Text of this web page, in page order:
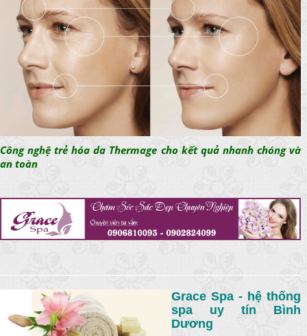
Công nghệ trẻ hóa da Thermage cho kết quả nhanh chóng và
an toàn
Grace Spa - hệ thống
spa uy tín Bình
Dương